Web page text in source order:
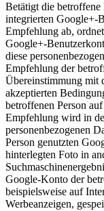
Betätigt die betroffene
integrierten Google+-
Empfehlung ab,
Google+-
diese
Empfehlung der
Übereinstimmung mit
akzeptierten
betroffenen Person
Empfehlung wird in
personenbezogenen
Person genutzten
hinterlegten Foto in
Google-Konto der
beispielsweise auf
Werbeanzeigen,